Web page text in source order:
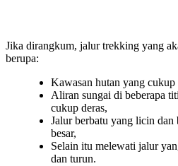
Jika dirangkum, jalur trekking yang
berupa:
Kawasan hutan yang cukup
Aliran sungai di beberapa
cukup deras,
Jalur berbatu yang licin dan
besar,
Selain itu melewati jalur
dan turun.